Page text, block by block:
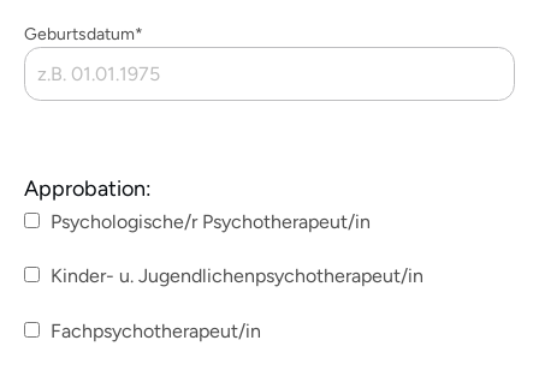
Geburtsdatum*
Approbation:
Psychologische/r Psychotherapeut/in
Kinder- u. Jugendlichenpsychotherapeut/in
Fachpsychotherapeut/in